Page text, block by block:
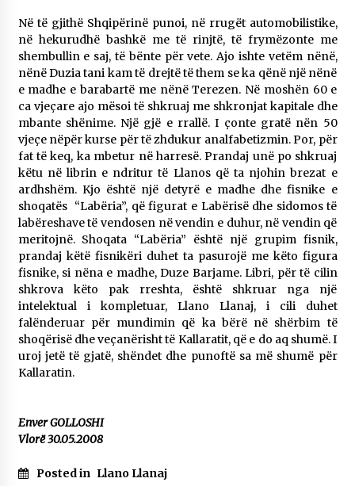
Në të gjithë Shqipërinë punoi, në rrugët automobilistike,
në hekurudhë bashkë me të rinjtë, të frymëzonte me
shembullin e saj, të bënte për vete. Ajo ishte vetëm nënë,
nënë Duzia tani kam të drejtë të them se ka qënë një nënë
e madhe e barabartë me nënë Terezen. Në moshën 60 e
ca vjeçare ajo mësoi të shkruaj me shkronjat kapitale dhe
mbante shënime. Një gjë e rrallë. I çonte gratë nën 50
vjeçe nëpër kurse për të zhdukur analfabetizmin. Por, për
fat të keq, ka mbetur në harresë. Prandaj unë po shkruaj
këtu në librin e ndritur të Llanos që ta njohin brezat e
ardhshëm. Kjo është një detyrë e madhe dhe fisnike e
shoqatës “Labëria”, që figurat e Labërisë dhe sidomos të
labëreshave të vendosen në vendin e duhur, në vendin që
meritojnë. Shoqata “Labëria” është një grupim fisnik,
prandaj këtë fisnikëri duhet ta pasurojë me këto figura
fisnike, si nëna e madhe, Duze Barjame. Libri, për të cilin
shkrova këto pak rreshta, është shkruar nga një
intelektual i kompletuar, Llano Llanaj, i cili duhet
falënderuar për mundimin që ka bërë në shërbim të
shoqërisë dhe veçanërisht të Kallaratit, që e do aq shumë. I
uroj jetë të gjatë, shëndet dhe punoftë sa më shumë për
Kallaratin.
Enver GOLLOSHI
Vlorë 30.05.2008
Posted in Llano Llanaj